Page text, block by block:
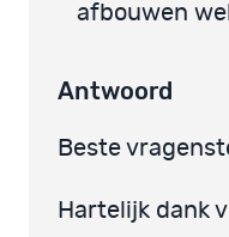
afbouwen
Antwoord
Beste
Hartelijk dank